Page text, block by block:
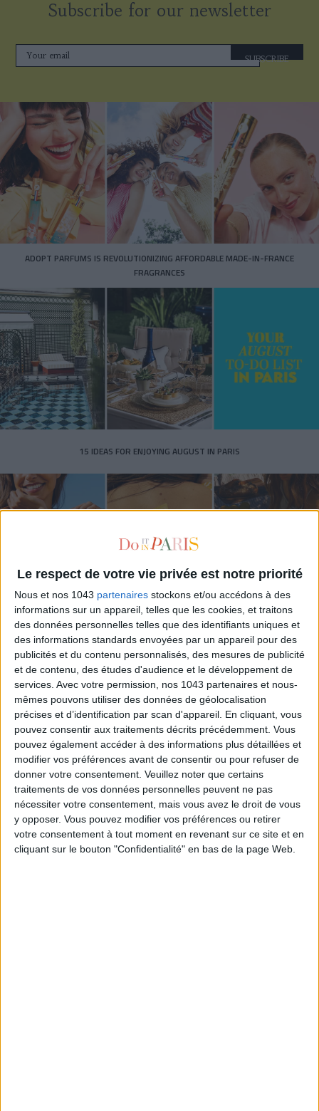
Le respect de votre vie privée est notre priorité
Nous et nos 1043 partenaires stockons et/ou accédons à des
informations sur un appareil, telles que les cookies, et traitons
des données personnelles telles que des identifiants uniques et
des informations standards envoyées par un appareil pour des
publicités et du contenu personnalisés, des mesures de publicité
et de contenu, des études d'audience et le développement de
services. Avec votre permission, nos 1043 partenaires et nous-
mêmes pouvons utiliser des données de géolocalisation
précises et d’identification par scan d'appareil. En cliquant, vous
pouvez consentir aux traitements décrits précédemment. Vous
pouvez également accéder à des informations plus détaillées et
modifier vos préférences avant de consentir ou pour refuser de
donner votre consentement. Veuillez noter que certains
traitements de vos données personnelles peuvent ne pas
nécessiter votre consentement, mais vous avez le droit de vous
y opposer. Vous pouvez modifier vos préférences ou retirer
votre consentement à tout moment en revenant sur ce site et en
cliquant sur le bouton "Confidentialité" en bas de la page Web.
Subscribe for our newsletter
SUBSCRIBE
ADOPT PARFUMS IS REVOLUTIONIZING AFFORDABLE MADE-IN-FRANCE
FRAGRANCES
15 IDEAS FOR ENJOYING AUGUST IN PARIS
SPF 50 SUNSCREENS YOU'LL ACTUALLY WANT TO SLATHER ON
THE BEST HOTELS FOR A SPA AND GASTRONOMY WEEKEND